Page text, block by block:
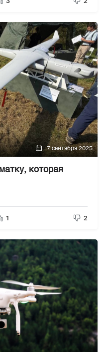
7 сентября 2025
которая
1 2